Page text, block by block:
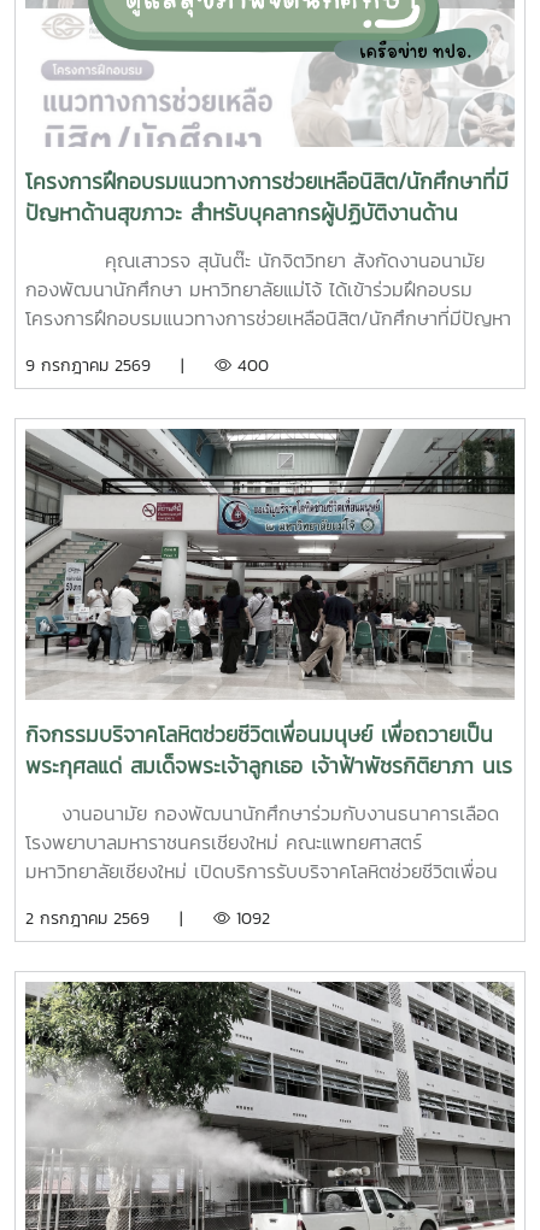
โครงการฝึกอบรมแนวทางการช่วยเหลือนิสิต/นักศึกษาที่มี
ปัญหาด้านสุขภาวะ สำหรับบุคลากรผู้ปฏิบัติงานด้าน
คุณเสาวรจ สุนันต๊ะ นักจิตวิทยา สังกัดงานอนามัย
กองพัฒนานักศึกษา มหาวิทยาลัยแม่โจ้ ได้เข้าร่วมฝึกอบรม
โครงการฝึกอบรมแนวทางการช่วยเหลือนิสิต/นักศึกษาที่มีปัญหา
ที่ 6–7 กรกฎาคม 2569 ณ ห้องบรรยาย ชั้น 1 กองพัฒนานิสิต
บุคลากรจากทั้งเครือข่าย ทปอ. และเครือข่ายสมาคมอุดมศึกษา
เอกชนแห่งประเทศไทย (สสอท.) การอบรมครั้งนี้มุ่งเน้นการ
พัฒนาองค์ความรู้และทักษะที่จำเป็นในการดูแลนิสิตนักศึกษา
ครอบคลุมตั้งแต่:ความรู้พื้นฐานด้านสุขภาพจิต: เรียนรู้แนวโน้ม
ปัญหา และปัจจัยเสี่ยงต่าง ๆ การคัดกรองและประเมินสุขภาพจิต
เบื้องต้น: ด้วยเครื่องมือมาตรฐาน เช่น DASS-21, PHQ-9 และ
ST-5 ทักษะการให้คำปรึกษาเบื้องต้น: อาทิ การฟังอย่างตั้งรับ
(Active Listening), ความเข้าใจใส่ใจ (Empathy) และการ
ปฐมพยาบาลทางจิตใจ (Psychological First Aid: PFA)
นอกจากนี้ ยังมีการเรียนรู้ระบบการดูแลและการส่งต่อกรณี
ฉุกเฉิน การทำงานร่วมกับผู้เชี่ยวชาญทางการแพทย์ ตลอดจน
การติดตามดูแลนิสิตอย่างต่อเนื่องสำหรับวันที่สองของการอบรม
มุ่งเน้นการจัดการสถานการณ์วิกฤตในมหาวิทยาลัย เช่น ภาวะ
เสี่ยงต่อการฆ่าตัวตาย การทำร้ายตนเอง ความรุนแรง และการก
ลั่นแกล้งทางไซเบอร์ (Cyberbullying) รวมถึงการออกแบบ
กิจกรรมเชิงป้องกันเพื่อสร้างความยืดหยุ่นทางใจ (Resilience)
ท้ายของการอบรมยังให้ความสำคัญกับการดูแลสุขภาพจิตของ
(Burnout) การพัฒนาทักษะการเมตตาต่อตนเอง (Self-
Compassion) พร้อมเปิดเวที "Mental Health Talk" เพื่อแลก
เปลี่ยนประสบการณ์ สะท้อนปัญหา และร่วมหาแนวทางพัฒนา
งานด้านสุขภาวะในสถาบันอุดมศึกษา โครงการนี้ถือเป็นอีกหนึ่ง
กลไกสำคัญในการขับเคลื่อน “ระบบนิเวศสุขภาวะนิสิต” ของ
มหาวิทยาลัยไทย ที่มุ่งสร้างบุคลากรผู้ดูแลนิสิตให้มีความพร้อม
ทั้งด้านความรู้ ทักษะ และหัวใจที่เข้าใจ เพื่อให้นิสิตทุกคนสามารถ
เรียนรู้และใช้ชีวิตในรั้วมหาวิทยาลัยได้อย่างมีความสุขและยั่งยืน
ทั้งนี้ โครงการดังกล่าวได้รับงบประมาณสนับสนุนจากที่ประชุม
9 กรกฎาคม 2569 | 400
กิจกรรมบริจาคโลหิตช่วยชีวิตเพื่อนมนุษย์ เพื่อถวายเป็น
พระกุศลแด่ สมเด็จพระเจ้าลูกเธอ เจ้าฟ้าพัชรกิติยาภา นเร
นทิราเทพยวดี กรมหลวงราช สาริณีสิริพัชร มหาวัชรราช
ธิดางานอนามัย กองพัฒนานักศึกษาร่วมกับงานธนาคารเลือด
โรงพยาบาลมหาราชนครเชียงใหม่ คณะแพทยศาสตร์
มหาวิทยาลัยเชียงใหม่ เปิดบริการรับบริจาคโลหิตช่วยชีวิตเพื่อน
รกิติยาภา นเรนทิราเทพยวดี กรมหลวงราช สาริณีสิริพัชร มหา
14.00 น. ณ ลานอนันต์ ปัญญาวีร์ อาคารอำนวย ยศสุข
นักศึกษาที่เข้าร่วมบริจาคจะได้ชั่วโมงกิจกรรมด้านจิตอาสา ครั้ง
ละ 8 ชั่วโมง- วันที่ 1กรกฏาคม 2569 มีผู้ประสงค์บริจาคโลหิต
จำนวน 91 คน ผ่านเกณฑ์สามารถบริจาคโลหิตได้ จำนวน 41 คน
( 18,450 CC.) - วันที่ 2 กรกฏาคม 2569 มีผู้ประสงค์บริจาค
โลหิต จำนวน 125 คน ผ่านเกณฑ์สามารถบริจาคโลหิตได้ จำนวน
72 คน (32,400 CC.)
2 กรกฎาคม 2569 | 1092